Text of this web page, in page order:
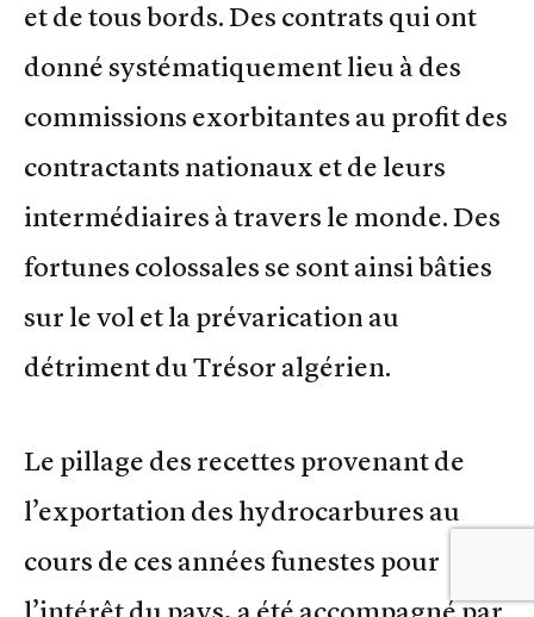
et de tous bords. Des contrats qui ont
donné systématiquement lieu à des
commissions exorbitantes au profit des
contractants nationaux et de leurs
intermédiaires à travers le monde. Des
fortunes colossales se sont ainsi bâties
sur le vol et la prévarication au
détriment du Trésor algérien.
Le pillage des recettes provenant de
l’exportation des hydrocarbures au
cours de ces années funestes pour